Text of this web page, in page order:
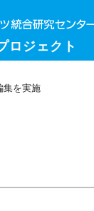
ロジェクト
集を実施